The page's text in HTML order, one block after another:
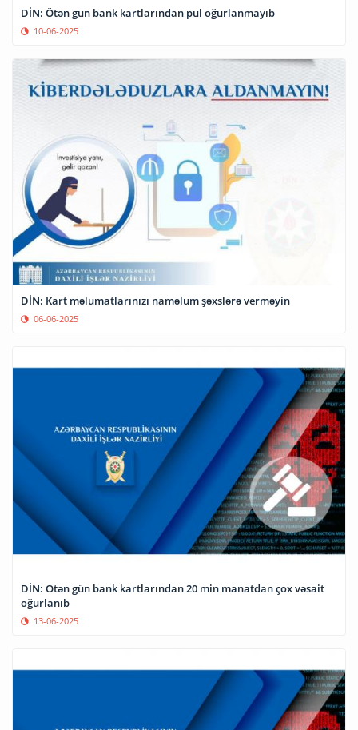
DİN: Ötən gün bank kartlarından pul oğurlanmayıb
10-06-2025
DİN: Kart məlumatlarınızı naməlum şəxslərə verməyin
06-06-2025
DİN: Ötən gün bank kartlarından 20 min manatdan çox vəsait
oğurlanıb
13-06-2025